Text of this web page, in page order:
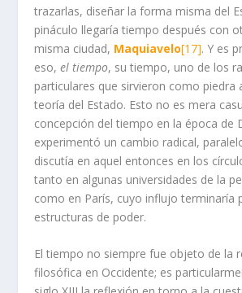
trazarlas, diseñar la forma misma del
pináculo llegaría tiempo después con
misma ciudad, Maquiavelo[17]. Y es
eso,el tiempo, su tiempo, uno de los
particulares que sirvieron como piedra
teoría del Estado. Esto no es mera
concepción del tiempo en la época de
experimentó un cambio radical,
discutía en aquel entonces en los
tanto en algunas universidades de la
como en París, cuyo influjo terminaría
estructuras de poder.
El tiempo no siempre fue objeto de la
filosófica en Occidente; es